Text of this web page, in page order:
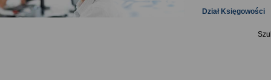
Dział Księgowości